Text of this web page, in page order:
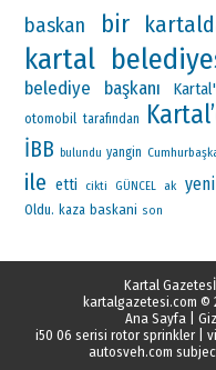
baskan bir
kartal
belediye başkanı
otomobil tarafından
İBB bulundu yangin
ile etti cikti GÜNCEL ak yeni
Oldu. kaza baskani son
Kartal
kartalgazetesi.com ©
Ana Sayfa
i50 06 serisi rotor sprinkler|
autosveh.com